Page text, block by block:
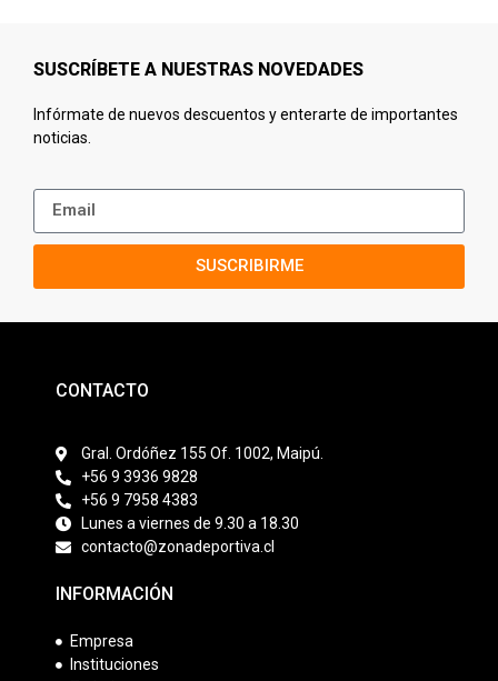
SUSCRÍBETE A NUESTRAS NOVEDADES
Infórmate de nuevos descuentos y enterarte de importantes
noticias.
SUSCRIBIRME
CONTACTO
Gral. Ordóñez 155 Of. 1002, Maipú.
+56 9 3936 9828
+56 9 7958 4383
Lunes a viernes de 9.30 a 18.30
contacto@zonadeportiva.cl
INFORMACIÓN
Empresa
Instituciones